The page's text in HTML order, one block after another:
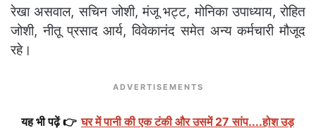
रेखा असवाल, सचिन जोशी, मंजू भट्ट, मोनिका उपाध्याय, रोहित
जोशी, नीतू प्रसाद आर्य, विवेकानंद समेत अन्य कर्मचारी मौजूद
रहे।
ADVERTISEMENTS
यह भी पढ़ें 👉 घर में पानी की एक टंकी और उसमें 27 सांप....होश उड़